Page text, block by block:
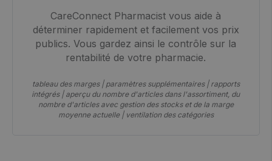
CareConnect Pharmacist vous aide à
déterminer rapidement et facilement vos prix
publics. Vous gardez ainsi le contrôle sur la
rentabilité de votre pharmacie.
tableau des marges | paramètres supplémentaires | rapports
intégrés | aperçu du nombre d'articles dans l'assortiment, du
nombre d'articles avec gestion des stocks et de la marge
moyenne actuelle | ventilation des catégories